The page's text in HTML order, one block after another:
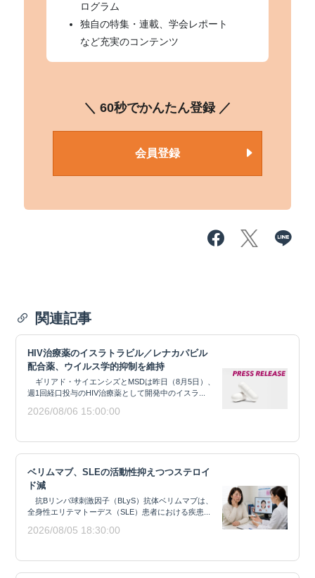
ログラム
独自の特集・連載、学会レポート
など充実のコンテンツ
＼ 60秒でかんたん登録 ／
会員登録
関連記事
HIV治療薬のイスラトラビル／レナカパビル
配合薬、ウイルス学的抑制を維持
ギリアド・サイエンシズとMSDは昨日（8月5日）、
週1回経口投与のHIV治療薬として開発中のイスラ...
2026/08/06 15:00:00
ベリムマブ、SLEの活動性抑えつつステロイ
ド減
抗Bリンパ球刺激因子（BLyS）抗体ベリムマブは、
全身性エリテマトーデス（SLE）患者における疾患...
2026/08/05 18:30:00